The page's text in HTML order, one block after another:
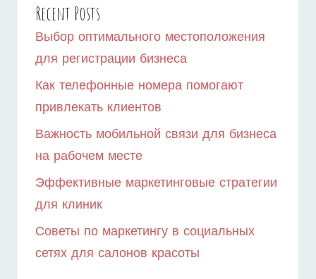
Recent Posts
Выбор оптимального местоположения
для регистрации бизнеса
Как телефонные номера помогают
привлекать клиентов
Важность мобильной связи для бизнеса
на рабочем месте
Эффективные маркетинговые стратегии
для клиник
Советы по маркетингу в социальных
сетях для салонов красоты